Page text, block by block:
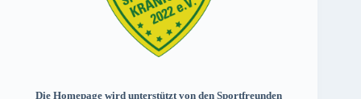
Die Homepage wird unterstützt von den Sportfreunden